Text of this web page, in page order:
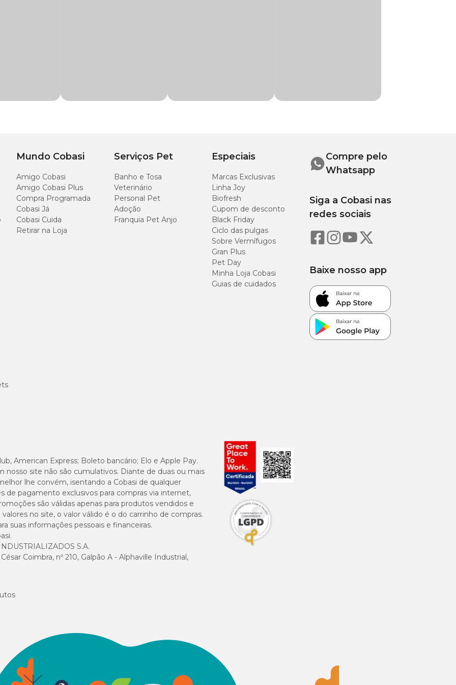
de DLalfatocoferol (vitamina E), aluminossilicato de sódio, dióxido de titânio, açúcar de
(Enterococcus faecium (CBMAI 924), Lactobacillus acidophilus (CBMAI 987), Bifidobacterium
Espécie doadora de gene: 1Agrobacterium tumefaciens.
em mudanças alimentares, períodos de sensibilidade digestiva ou conforme
ao pet ou misturados à ração.
seu endereço.
Mundo Cobasi
Amigo Cobasi
Amigo Cobasi Plus
Compra Programada
Cobasi Já
Cobasi Cuida
Retirar na Loja
Serviços Pet
Banho e Tosa
Veterinário
Personal Pet
Adoção
Franquia Pet Anjo
Especiais
Marcas Exclusivas
Linha Joy
Biofresh
Cupom de desconto
Black Friday
Ciclo das pulgas
Sobre Vermífugos
Gran Plus
Pet Day
Minha Loja Cobasi
Guias de cuidados
Compre pelo
Whatsapp
Siga a Cobasi nas
redes sociais
Baixe nosso app
American Express; Boleto bancário; Elo e Apple Pay.
nosso site não são cumulativos. Diante de duas ou mais
lhe convém, isentando a Cobasi de qualquer
de pagamento exclusivos para compras via internet,
são válidas apenas para produtos vendidos e
no site, o valor válido é o do carrinho de compras.
suas informações pessoais e financeiras.
S.A.
Coimbra, nº 210, Galpão A - Alphaville Industrial,